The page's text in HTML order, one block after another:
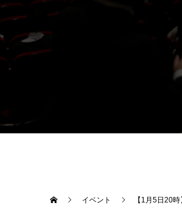
イベント 【1月5日20